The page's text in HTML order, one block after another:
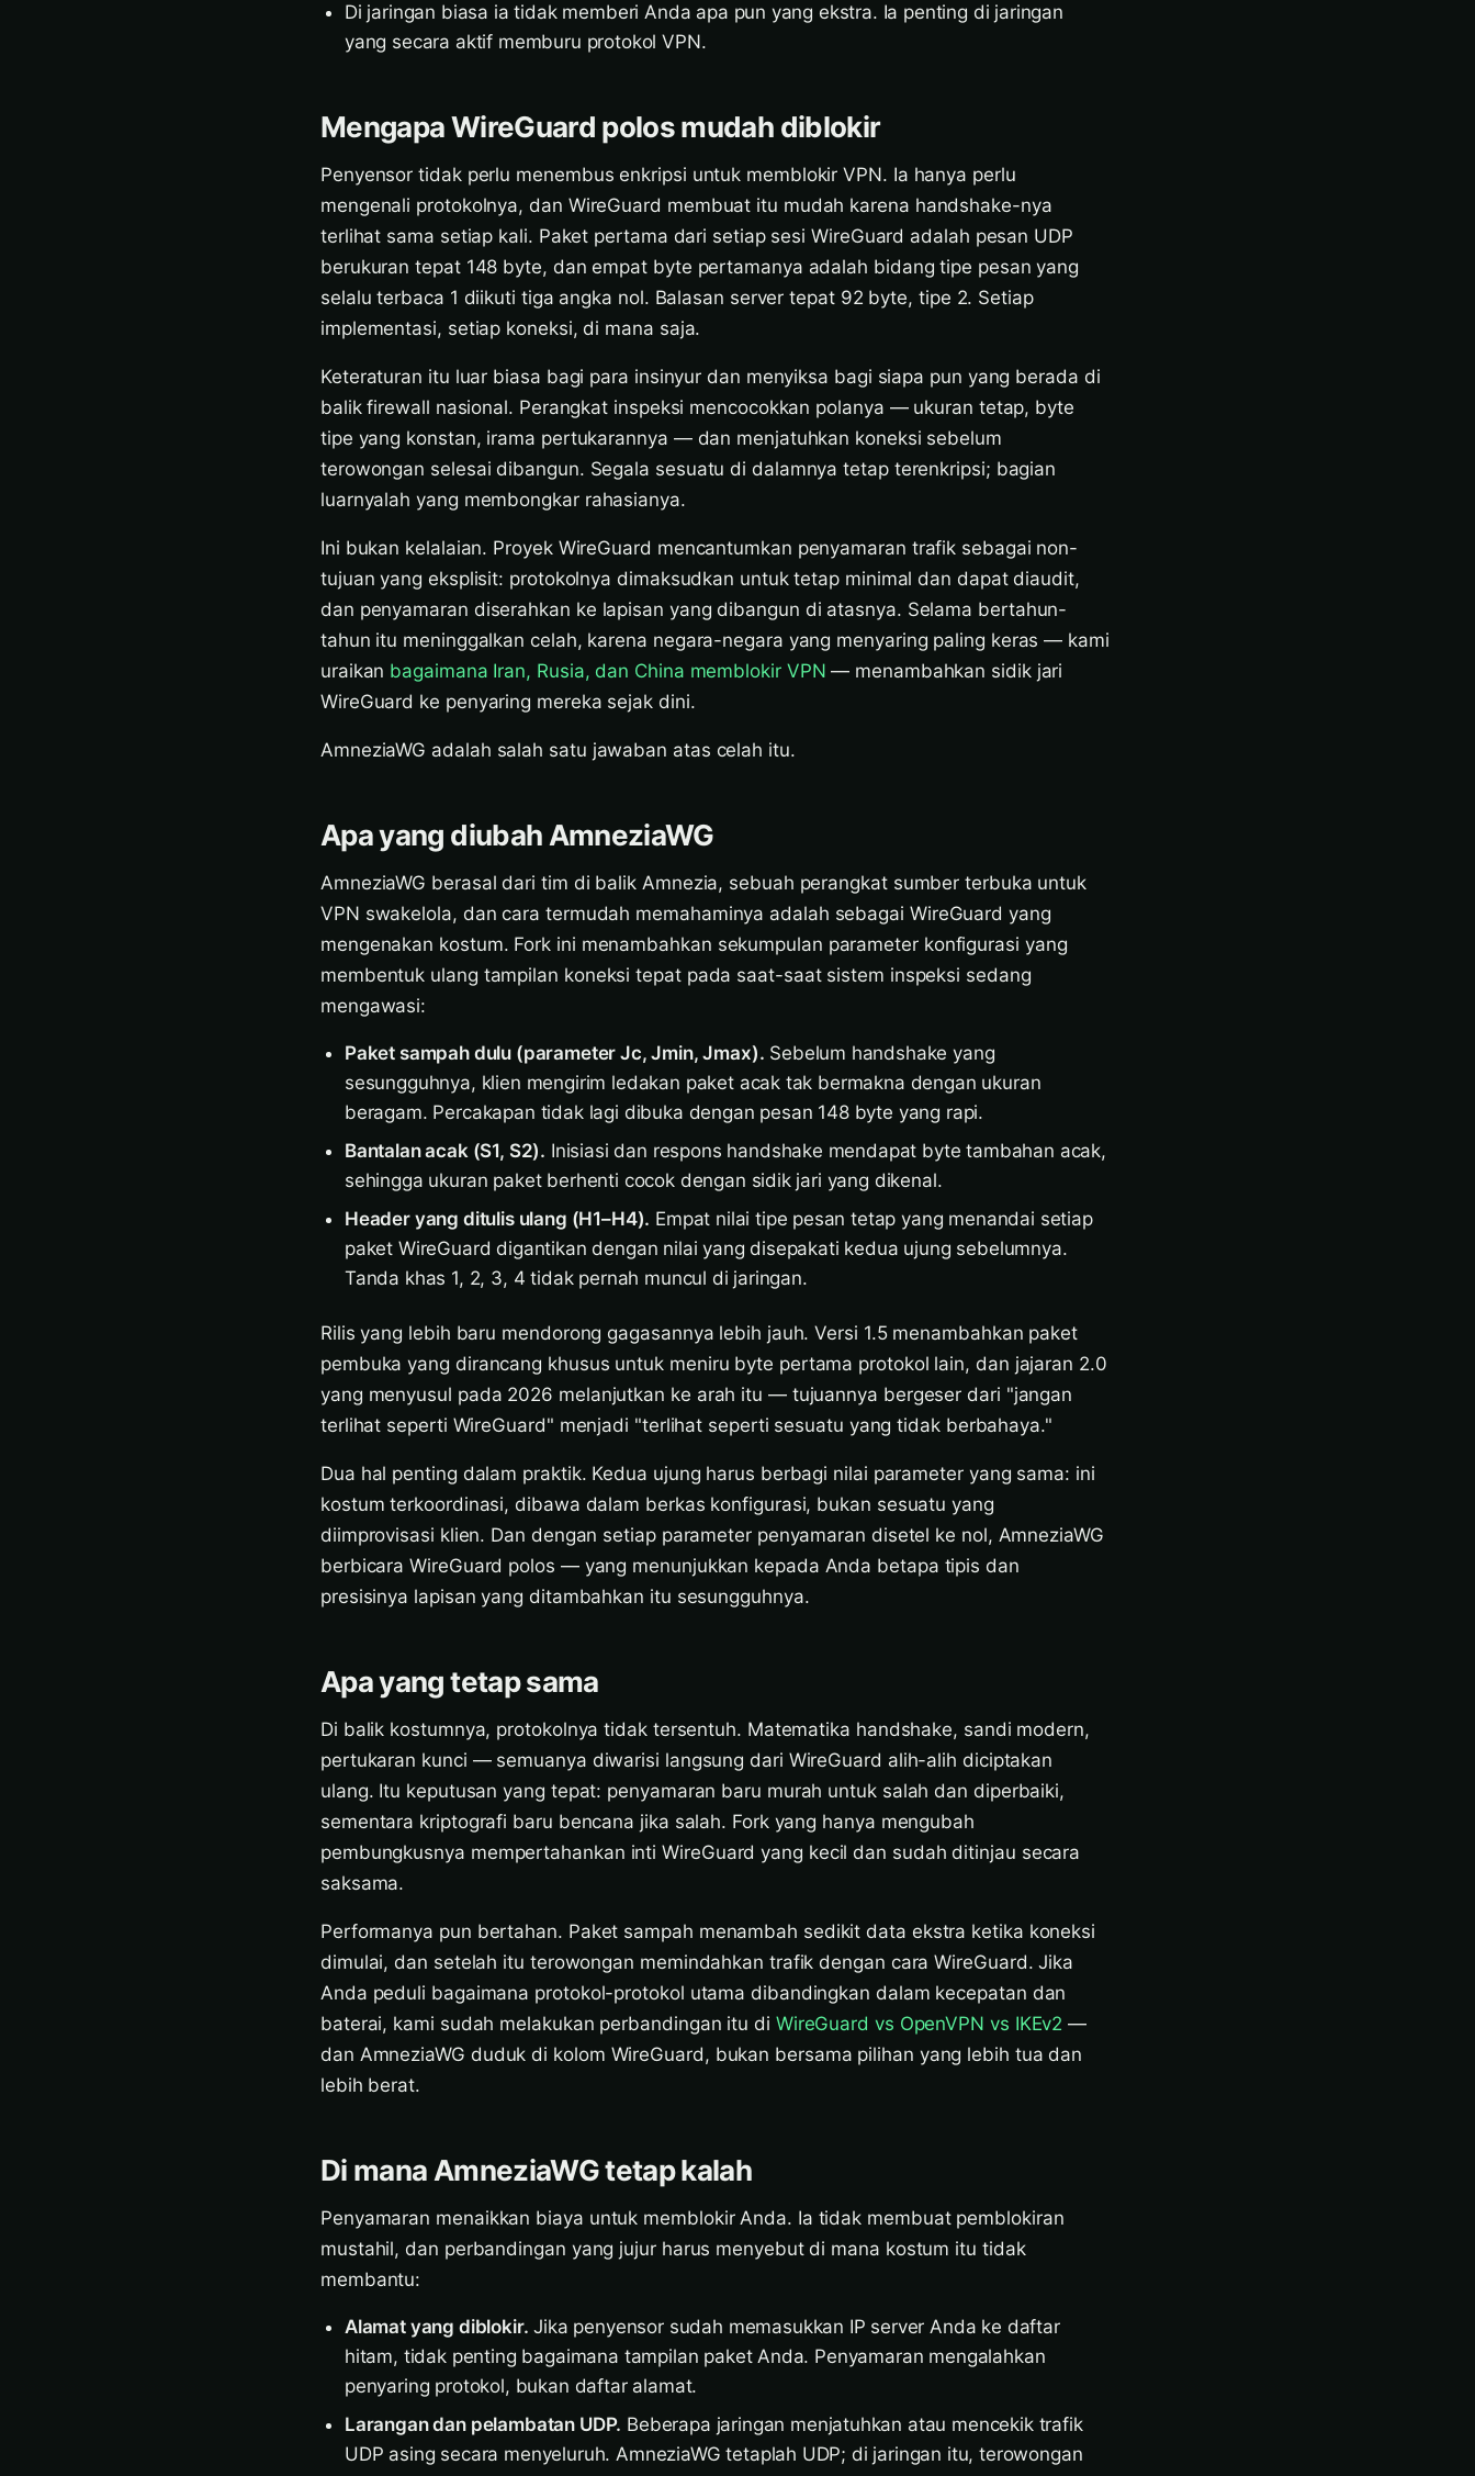
Di jaringan biasa ia tidak memberi Anda apa pun yang ekstra. Ia penting di jaringan
yang secara aktif memburu protokol VPN.
Mengapa WireGuard polos mudah diblokir
Penyensor tidak perlu menembus enkripsi untuk memblokir VPN. Ia hanya perlu
mengenali protokolnya, dan WireGuard membuat itu mudah karena handshake-nya
terlihat sama setiap kali. Paket pertama dari setiap sesi WireGuard adalah pesan UDP
berukuran tepat 148 byte, dan empat byte pertamanya adalah bidang tipe pesan yang
selalu terbaca 1 diikuti tiga angka nol. Balasan server tepat 92 byte, tipe 2. Setiap
implementasi, setiap koneksi, di mana saja.
Keteraturan itu luar biasa bagi para insinyur dan menyiksa bagi siapa pun yang berada di
balik firewall nasional. Perangkat inspeksi mencocokkan polanya — ukuran tetap, byte
tipe yang konstan, irama pertukarannya — dan menjatuhkan koneksi sebelum
terowongan selesai dibangun. Segala sesuatu di dalamnya tetap terenkripsi; bagian
luarnyalah yang membongkar rahasianya.
Ini bukan kelalaian. Proyek WireGuard mencantumkan penyamaran trafik sebagai non-
tujuan yang eksplisit: protokolnya dimaksudkan untuk tetap minimal dan dapat diaudit,
dan penyamaran diserahkan ke lapisan yang dibangun di atasnya. Selama bertahun-
tahun itu meninggalkan celah, karena negara-negara yang menyaring paling keras — kami
uraikan bagaimana Iran, Rusia, dan China memblokir VPN — menambahkan sidik jari
WireGuard ke penyaring mereka sejak dini.
AmneziaWG adalah salah satu jawaban atas celah itu.
Apa yang diubah AmneziaWG
AmneziaWG berasal dari tim di balik Amnezia, sebuah perangkat sumber terbuka untuk
VPN swakelola, dan cara termudah memahaminya adalah sebagai WireGuard yang
mengenakan kostum. Fork ini menambahkan sekumpulan parameter konfigurasi yang
membentuk ulang tampilan koneksi tepat pada saat-saat sistem inspeksi sedang
mengawasi:
Paket sampah dulu (parameter Jc, Jmin, Jmax). Sebelum handshake yang
sesungguhnya, klien mengirim ledakan paket acak tak bermakna dengan ukuran
beragam. Percakapan tidak lagi dibuka dengan pesan 148 byte yang rapi.
Bantalan acak (S1, S2). Inisiasi dan respons handshake mendapat byte tambahan acak,
sehingga ukuran paket berhenti cocok dengan sidik jari yang dikenal.
Header yang ditulis ulang (H1–H4). Empat nilai tipe pesan tetap yang menandai setiap
paket WireGuard digantikan dengan nilai yang disepakati kedua ujung sebelumnya.
Tanda khas 1, 2, 3, 4 tidak pernah muncul di jaringan.
Rilis yang lebih baru mendorong gagasannya lebih jauh. Versi 1.5 menambahkan paket
pembuka yang dirancang khusus untuk meniru byte pertama protokol lain, dan jajaran 2.0
yang menyusul pada 2026 melanjutkan ke arah itu — tujuannya bergeser dari "jangan
terlihat seperti WireGuard" menjadi "terlihat seperti sesuatu yang tidak berbahaya."
Dua hal penting dalam praktik. Kedua ujung harus berbagi nilai parameter yang sama: ini
kostum terkoordinasi, dibawa dalam berkas konfigurasi, bukan sesuatu yang
diimprovisasi klien. Dan dengan setiap parameter penyamaran disetel ke nol, AmneziaWG
berbicara WireGuard polos — yang menunjukkan kepada Anda betapa tipis dan
presisinya lapisan yang ditambahkan itu sesungguhnya.
Apa yang tetap sama
Di balik kostumnya, protokolnya tidak tersentuh. Matematika handshake, sandi modern,
pertukaran kunci — semuanya diwarisi langsung dari WireGuard alih-alih diciptakan
ulang. Itu keputusan yang tepat: penyamaran baru murah untuk salah dan diperbaiki,
sementara kriptografi baru bencana jika salah. Fork yang hanya mengubah
pembungkusnya mempertahankan inti WireGuard yang kecil dan sudah ditinjau secara
saksama.
Performanya pun bertahan. Paket sampah menambah sedikit data ekstra ketika koneksi
dimulai, dan setelah itu terowongan memindahkan trafik dengan cara WireGuard. Jika
Anda peduli bagaimana protokol-protokol utama dibandingkan dalam kecepatan dan
baterai, kami sudah melakukan perbandingan itu di WireGuard vs OpenVPN vs IKEv2 —
dan AmneziaWG duduk di kolom WireGuard, bukan bersama pilihan yang lebih tua dan
lebih berat.
Di mana AmneziaWG tetap kalah
Penyamaran menaikkan biaya untuk memblokir Anda. Ia tidak membuat pemblokiran
mustahil, dan perbandingan yang jujur harus menyebut di mana kostum itu tidak
membantu:
Alamat yang diblokir. Jika penyensor sudah memasukkan IP server Anda ke daftar
hitam, tidak penting bagaimana tampilan paket Anda. Penyamaran mengalahkan
penyaring protokol, bukan daftar alamat.
Larangan dan pelambatan UDP. Beberapa jaringan menjatuhkan atau mencekik trafik
UDP asing secara menyeluruh. AmneziaWG tetaplah UDP; di jaringan itu, terowongan